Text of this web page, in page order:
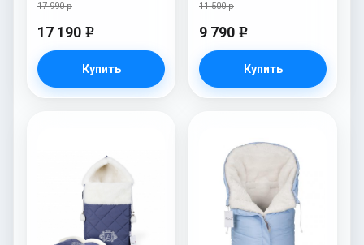
17 990 р
17 190 e
Купить
11 500 р
9 790 e
Купить